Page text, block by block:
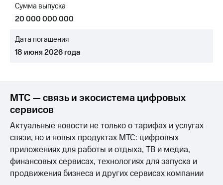
Новости
в
и акционерам
Корпоративное
Корпоративный
секретарь
Раскрытие
информации
Информация
акционерам
Документы
ПАО
"МТС"
Собрания
акционеров
Сумма выпуска
20 000 000 000
Дата погашения
18 июня 2026 года
МТС — связь и экосистема цифровых
сервисов
Актуальные новости не только о тарифах и услугах
связи, но и новых продуктах МТС: цифровых
приложениях для работы и отдыха, ТВ и медиа,
финансовых сервисах, технологиях для запуска и
продвижения бизнеса и других сервисах компании